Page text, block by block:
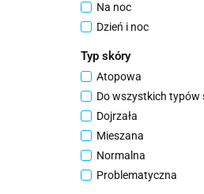
150 ml
100 ml
75 ml
50 ml
40 ml
30 ml
450 g
220 ml
500 g
Na noc
Dzień i noc
Typ skóry
Atopowa
Do wszystkich typów
Dojrzała
Mieszana
Normalna
Problematyczna